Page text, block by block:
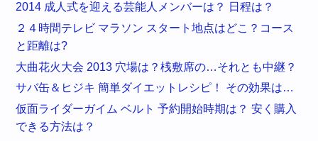
2014 成人式を迎える芸能人メンバーは？ 日程は？
２４時間テレビ マラソン スタート地点はどこ？コース
と距離は?
大曲花火大会 2013 穴場は？桟敷席の…それとも中継？
サバ缶＆ヒジキ 簡単ダイエットレシピ！ その効果は…
仮面ライダーガイム ベルト 予約開始時期は？ 安く購入
できる方法は？